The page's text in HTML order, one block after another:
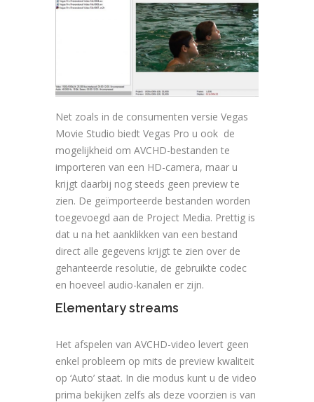
Net zoals in de consumenten versie Vegas
Movie Studio biedt Vegas Pro u ook de
mogelijkheid om AVCHD-bestanden te
importeren van een HD-camera, maar u
krijgt daarbij nog steeds geen preview te
zien. De geïmporteerde bestanden worden
toegevoegd aan de Project Media. Prettig is
dat u na het aanklikken van een bestand
direct alle gegevens krijgt te zien over de
gehanteerde resolutie, de gebruikte codec
en hoeveel audio-kanalen er zijn.
Elementary streams
Het afspelen van AVCHD-video levert geen
enkel probleem op mits de preview kwaliteit
op ‘Auto’ staat. In die modus kunt u de video
prima bekijken zelfs als deze voorzien is van